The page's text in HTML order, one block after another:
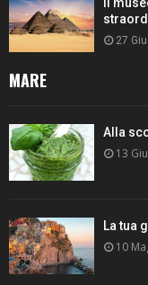
27
MARE
Alla
13
La tua
10